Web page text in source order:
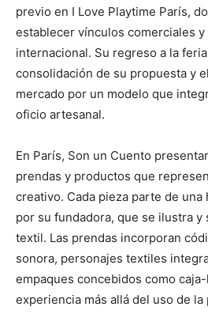
previo en I Love Playtime París,
establecer vínculos comerciales
internacional. Su regreso a la
consolidación de su propuesta y
mercado por un modelo que
oficio artesanal.
En París, Son un Cuento
prendas y productos que
creativo. Cada pieza parte de
por su fundadora, que se ilustra y
textil. Las prendas incorporan
sonora, personajes textiles
empaques concebidos como
experiencia más allá del uso de la